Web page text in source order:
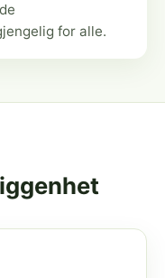
for alle.